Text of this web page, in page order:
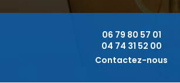
06 79 80 57 01
04 74 31 52 00
Contactez-nous